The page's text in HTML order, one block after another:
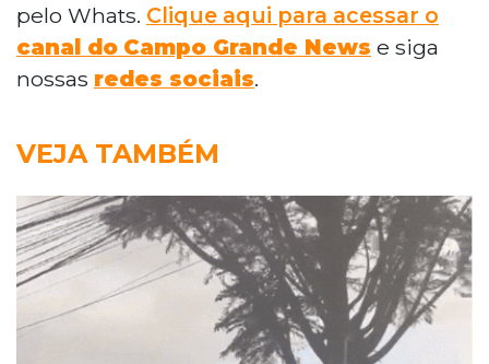
pelo Whats. Clique aqui para acessar o
canal do Campo Grande News e siga
nossas redes sociais.
VEJA TAMBÉM